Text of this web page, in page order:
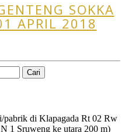
SOKKA
APRIL 2018
pabrik di Klapagada Rt 02 Rw
1 Sruweng ke utara 200 m)